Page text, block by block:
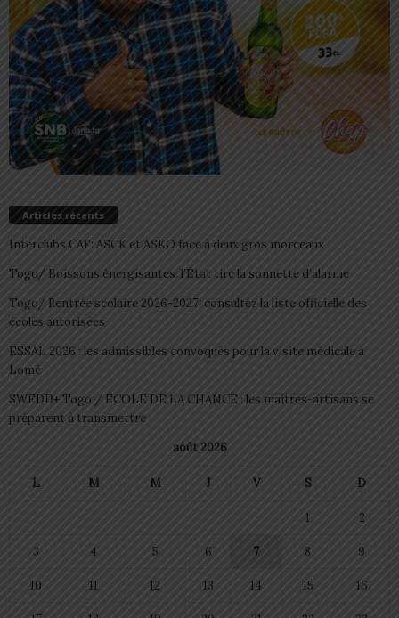
Articles récents
Interclubs CAF: ASCK et ASKO face à deux gros morceaux
Togo/ Boissons énergisantes: l’État tire la sonnette d’alarme
Togo/ Rentrée scolaire 2026-2027: consultez la liste officielle des
écoles autorisées
ESSAL 2026 : les admissibles convoqués pour la visite médicale à
Lomé
SWEDD+ Togo / ECOLE DE LA CHANCE : les maitres-artisans se
préparent à transmettre
août 2026
L M M J V S D
1 2
3 4 5 6 7 8 9
10 11 12 13 14 15 16